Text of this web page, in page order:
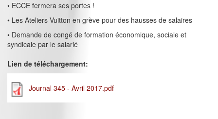
• ECCE fermera ses portes !
• Les Ateliers Vuitton en grève pour des hausses de salaires
• Demande de congé de formation économique, sociale et
syndicale par le salarié
Lien de téléchargement:
Journal 345 - Avril 2017.pdf